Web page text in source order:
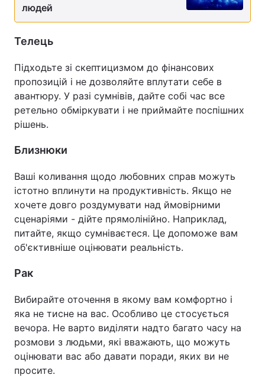
людей
Телець
Підходьте зі скептицизмом до фінансових
пропозицій і не дозволяйте вплутати себе в
авантюру. У разі сумнівів, дайте собі час все
ретельно обміркувати і не приймайте поспішних
рішень.
Близнюки
Ваші коливання щодо любовних справ можуть
істотно вплинути на продуктивність. Якщо не
хочете довго роздумувати над ймовірними
сценаріями - дійте прямолінійно. Наприклад,
питайте, якщо сумніваєтеся. Це допоможе вам
об'єктивніше оцінювати реальність.
Рак
Вибирайте оточення в якому вам комфортно і
яка не тисне на вас. Особливо це стосується
вечора. Не варто виділяти надто багато часу на
розмови з людьми, які вважають, що можуть
оцінювати вас або давати поради, яких ви не
просите.